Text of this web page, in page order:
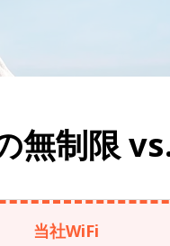
無制限
当社WiFi